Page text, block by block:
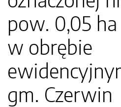
pow. 0,05 ha
w obrębie
gm. Czerwin